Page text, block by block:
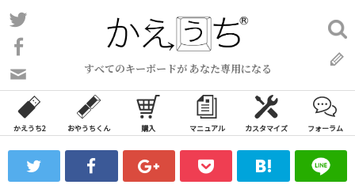
コ
ン
ン
ツ
ス
ッ
すべてのキーボードが あなた専用になる
い
合
わ
フ
ォ
検
索:
かえうち2 おやうちくん 購入 マニュアル カスタマイズ フォーラム